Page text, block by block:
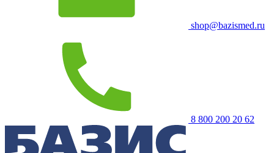
shop@bazismed.ru
8 800 200 20 62